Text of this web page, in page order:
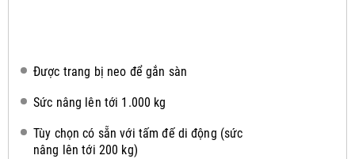
Được trang bị neo để gắn sàn
Sức nâng lên tới 1.000 kg
Tùy chọn có sẵn với tấm đế di động (sức
nâng lên tới 200 kg)